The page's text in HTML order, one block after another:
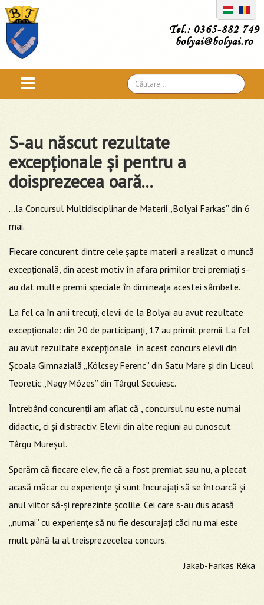
Tel.: 0365-882 749
bolyai@bolyai.ro
Căutare
...
S-au născut rezultate
excepționale și pentru a
doisprezecea oară...
...la Concursul Multidisciplinar de Materii „Bolyai Farkas” din 6
mai.
Fiecare concurent dintre cele șapte materii a realizat o muncă
excepțională, din acest motiv în afara primilor trei premiați s-
au dat multe premii speciale în dimineața acestei sâmbete.
La fel ca în anii trecuți, elevii de la Bolyai au avut rezultate
excepționale: din 20 de participanți, 17 au primit premii. La fel
au avut rezultate excepționale în acest concurs elevii din
Școala Gimnazială „Kölcsey Ferenc” din Satu Mare și din Liceul
Teoretic „Nagy Mózes” din Târgul Secuiesc.
Întrebând concurenții am aflat că , concursul nu este numai
didactic, ci și distractiv. Elevii din alte regiuni au cunoscut
Târgu Mureșul.
Sperăm că fiecare elev, fie că a fost premiat sau nu, a plecat
acasă măcar cu experiențe și sunt încurajați să se întoarcă și
anul viitor să-și reprezinte școlile. Cei care s-au dus acasă
„numai” cu experiențe să nu fie descurajați căci nu mai este
mult până la al treisprezecelea concurs.
Jakab-Farkas Réka